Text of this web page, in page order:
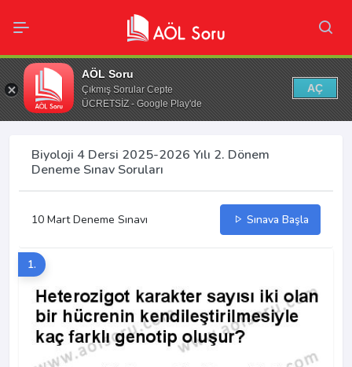
AÖL Soru
Çıkmış Sorular Cepte
ÜCRETSİZ - Google Play'de
AÇ
Biyoloji 4 Dersi 2025-2026 Yılı 2. Dönem
Deneme Sınav Soruları
10 Mart Deneme Sınavı Sınava Başla
1.